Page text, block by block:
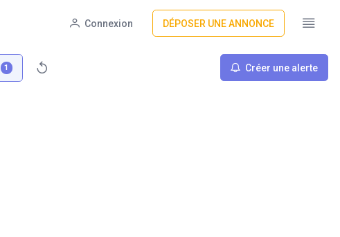
Connexion DÉPOSER UNE ANNONCE
1 Créer une alerte